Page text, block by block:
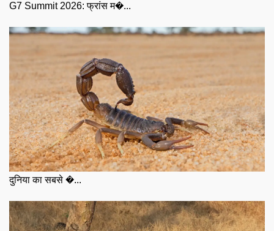
G7 Summit 2026: फ्रांस म�...
दुनिया का सबसे �...